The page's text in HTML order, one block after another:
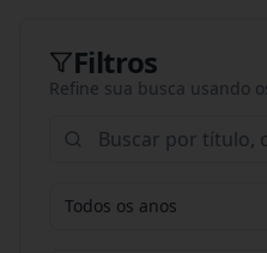
Filtros
Refine sua busca usando
Todos os anos